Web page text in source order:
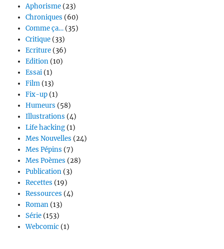
Aphorisme(23)
Chroniques (60)
Comme ça…(35)
Critique(33)
Ecriture(36)
Edition(10)
Essai(1)
Film(13)
Fix-up(1)
Humeurs (58)
Illustrations (4)
Life hacking(1)
Mes Nouvelles (24)
Mes Pépins (7)
Mes Poèmes (28)
Publication(3)
Recettes (19)
Ressources (4)
Roman(13)
Série(153)
Webcomic (1)